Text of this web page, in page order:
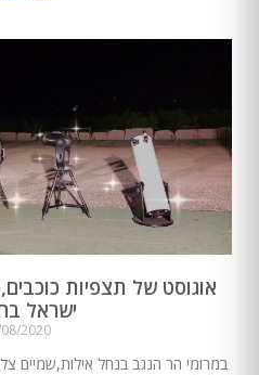
אוגוסט של תצפיות
ישראל
2020
במרומי הר הנגב בנחל אילות,שמיים